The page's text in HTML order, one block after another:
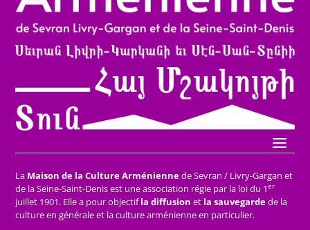
La Maison de la Culture Arméniennede Sevran / Livry-Gargan et
de la Seine-Saint-Denis est une association régie par la loi du 1er
juillet 1901. Elle a pour objectifla diffusion et la sauvegardede la
culture en générale et la culture arménienne en particulier.